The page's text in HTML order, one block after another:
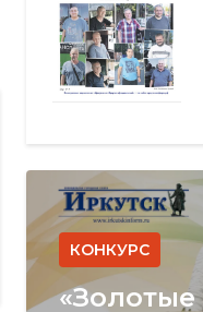
КОНКУРС
«Золотые